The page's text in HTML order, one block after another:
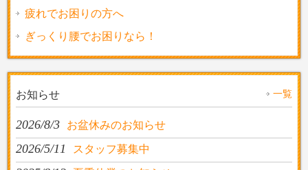
疲れでお困りの方へ
ぎっくり腰でお困りなら！
お知らせ 一覧
2026/8/3 お盆休みのお知らせ
2026/5/11 スタッフ募集中